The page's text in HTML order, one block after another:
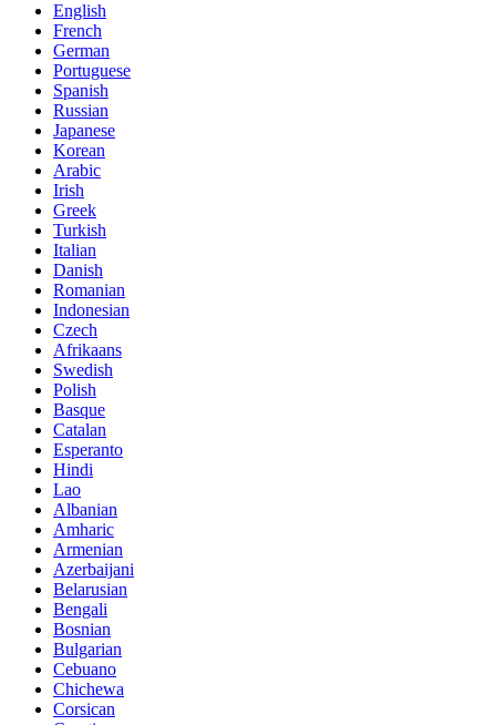
English
French
German
Portuguese
Spanish
Russian
Japanese
Korean
Arabic
Irish
Greek
Turkish
Italian
Danish
Romanian
Indonesian
Czech
Afrikaans
Swedish
Polish
Basque
Catalan
Esperanto
Hindi
Lao
Albanian
Amharic
Armenian
Azerbaijani
Belarusian
Bengali
Bosnian
Bulgarian
Cebuano
Chichewa
Corsican